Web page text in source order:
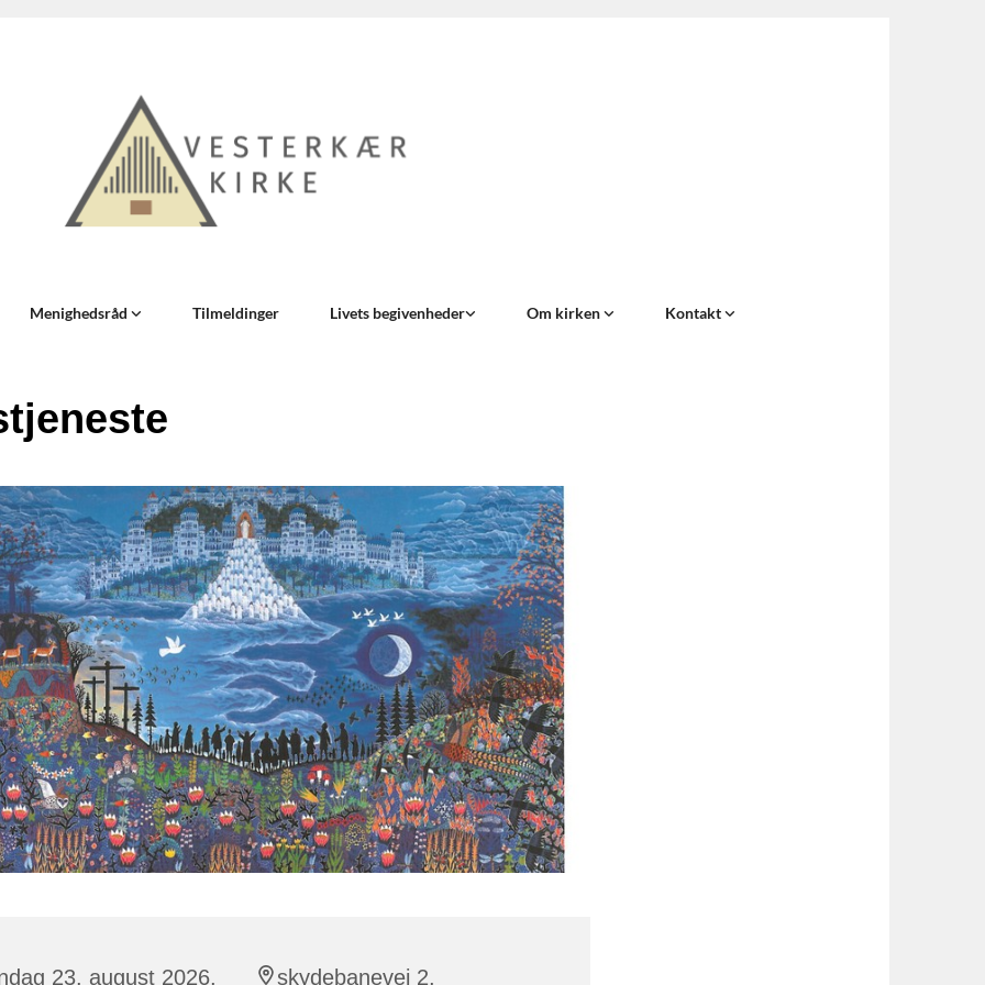
Menighedsråd Tilmeldinger Livets begivenheder Om kirken Kontakt
23. august 2026, skydebanevej 2,